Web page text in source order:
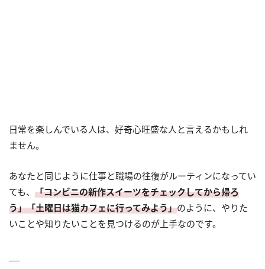
日常を楽しんでいる人は、好奇心旺盛な人と言えるかもしれ
ません。
あなたと同じように仕事と職場の往復がルーティンになってい
ても、 「コンビニの新作スイーツをチェックしてから帰ろ
う」「土曜日は猫カフェに行ってみよう」のように、やりた
いことや知りたいことを見つけるのが上手なのです。